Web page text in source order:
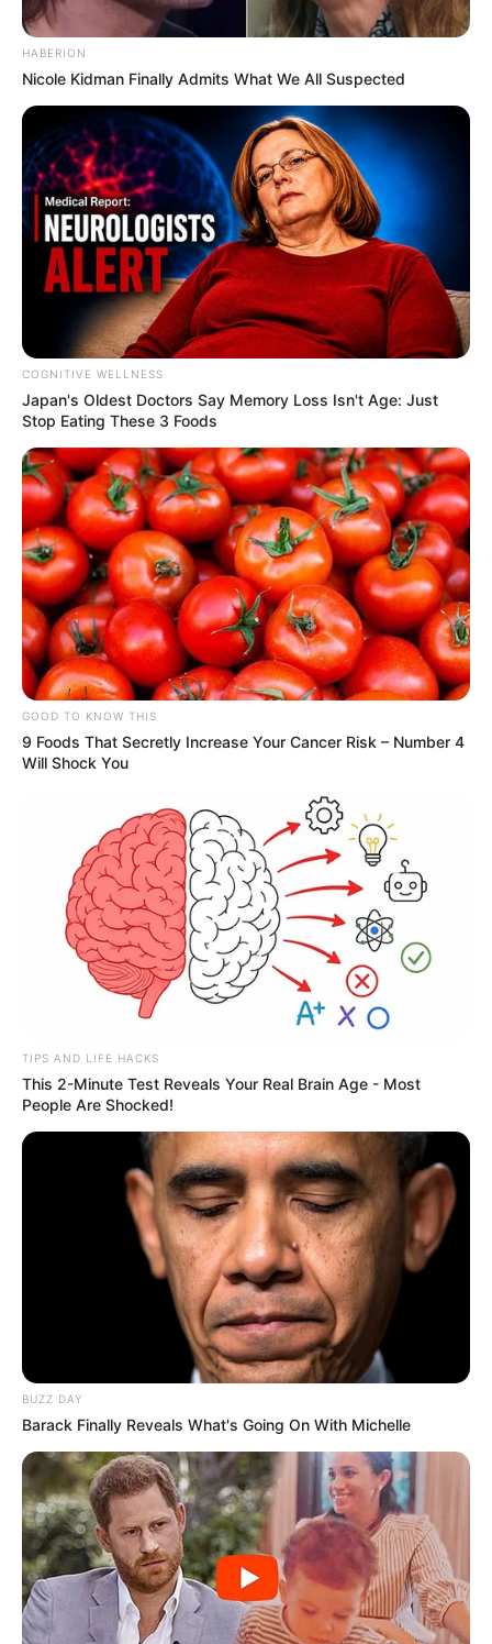
HABERION
Nicole Kidman Finally Admits What We All Suspected
COGNITIVE WELLNESS
Japan's Oldest Doctors Say Me​mory Lo​ss Isn't Age: Just
Stop Eating These 3 Foods
GOOD TO KNOW THIS
9 Foods That Secretly Increase Your Cancer Risk – Number 4
Will Shock You
TIPS AND LIFE HACKS
This 2-Minute Test Reveals Your Real Brain Age - Most
People Are Shocked!
BUZZ DAY
Barack Finally Reveals What's Going On With Michelle